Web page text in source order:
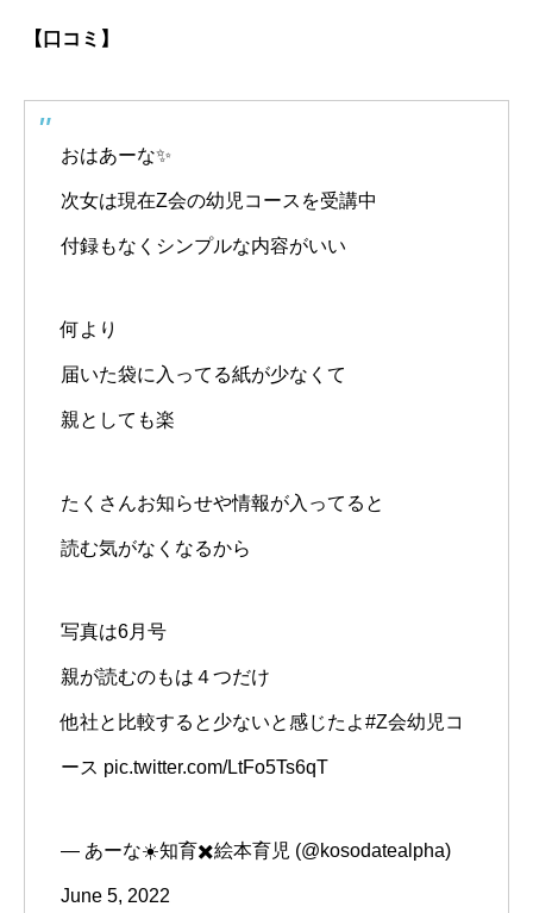
【口コミ】
おはあーな✨
次女は現在Z会の幼児コースを受講中
付録もなくシンプルな内容がいい
何より
届いた袋に入ってる紙が少なくて
親としても楽
たくさんお知らせや情報が入ってると
読む気がなくなるから
写真は6月号
親が読むのもは４つだけ
他社と比較すると少ないと感じたよ#Z会幼児コ
ース pic.twitter.com/LtFo5Ts6qT
— あーな☀️知育✖️絵本育児 (@kosodatealpha)
June 5, 2022